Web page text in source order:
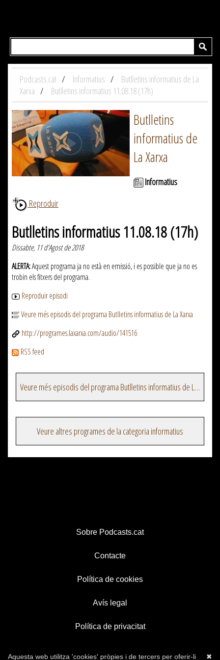
Podcasts.cat Informatius
Butlletins informatius de La
Xarxa
Butlletins informatius 11.08.18 (17h)
Butlletins
informatius de
La Xarxa
Informatius
Reproduir
Butlletins informatius 11.08.18 (17h)
Dissabte, 11 d'Agost de 2018
ALERTA:Aquest programa ja no està en emissió, i es possible que ja no es
trobin els fitxers del programa.
Reproduir episodi
Veure més episodis del programa Butlletins informatius de La Xarxa
http://programes.laxarxa.com/audio/141516
RSS feed
Veure més episodis del programa Butlletins informatius de La Xarxa
Veure altres programes de la categoria informatius
Sobre Podcasts.cat
Contacte
Política de cookies
Avís legal
Política de privacitat
✖
Aquesta web utilitza 'cookies' pròpies i de tercers per oferir-li